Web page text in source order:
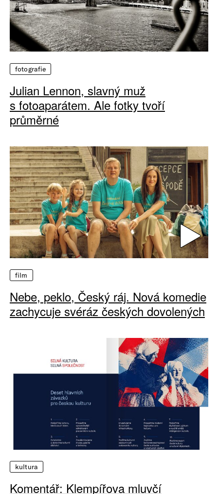
fotografie
Julian Lennon, slavný muž
s fotoaparátem. Ale fotky tvoří
průměrné
film
Nebe, peklo, Český ráj. Nová komedie
zachycuje svéráz českých dovolených
kultura
Komentář: Klempířova mluvčí